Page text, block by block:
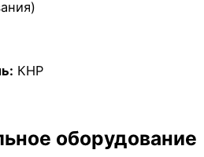
КНР
оборудование